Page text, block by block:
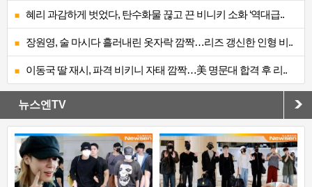
혜리 과감하게 벗었다, 탄수화물 끊고 끈 비니키 소화 ‘역대급..
장원영, 술 마시다 흘러내린 옷자락 깜짝…리즈 갱신한 인형 비..
이동국 딸 재시, 파격 비키니 자태 깜짝…美 명문대 합격 후 리..
뉴스엔TV